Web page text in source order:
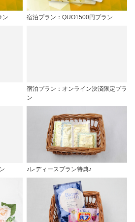
ン 宿泊プラン：QUO1500円プラン
宿泊プラン：オンライン決済限定プラ
ン
♪レディースプラン特典♪